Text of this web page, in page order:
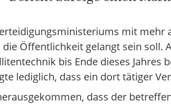
mit mehr
Öffentlichkeit gelangt sein soll.
bis Ende dieses Jahres
lediglich, dass ein dort tätiger
dass der